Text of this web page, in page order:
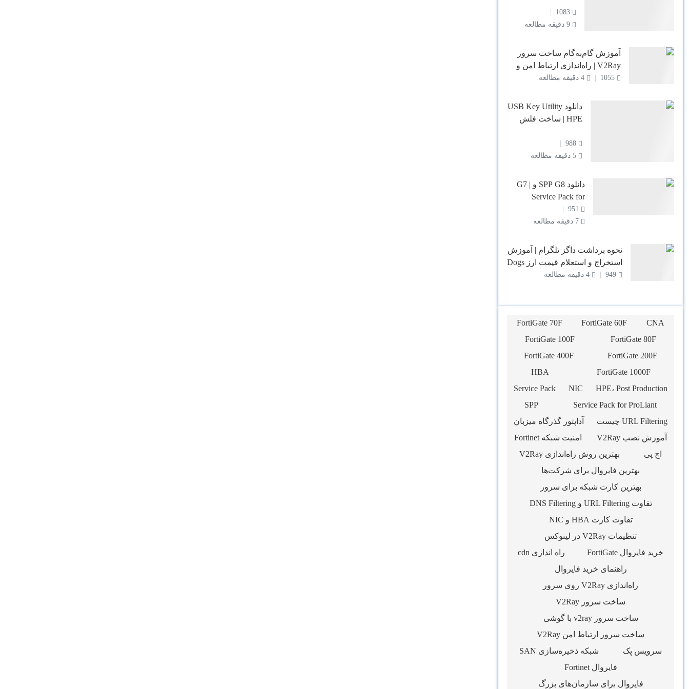
مبتدی تا پیشرفته
1083
9 دقیقه مطالعه
آموزش گام‌به‌گام ساخت سرور
V2Ray | راه‌اندازی ارتباط امن و
پرسرعت
1055 4 دقیقه مطالعه
دانلود USB Key Utility
HPE | ساخت فلش
SPP و Intelligent
Provisioning
988
5 دقیقه مطالعه
دانلود SPP G8 و G7 |
Service Pack for
ProLiant سرور HP
951
7 دقیقه مطالعه
نحوه برداشت داگز تلگرام | آموزش
استخراج و استعلام قیمت ارز Dogs
949 4 دقیقه مطالعه
CNA
FortiGate 60F
FortiGate 70F
FortiGate 80F
FortiGate 100F
FortiGate 200F
FortiGate 400F
FortiGate 1000F
HBA
HPE، Post Production
NIC
Service Pack
Service Pack for ProLiant
SPP
URL Filtering چیست
آداپتور گذرگاه میزبان
آموزش نصب V2Ray
امنیت شبکه Fortinet
اچ پی
بهترین روش راه‌اندازی V2Ray
بهترین فایروال برای شرکت‌ها
بهترین کارت شبکه برای سرور
تفاوت URL Filtering و DNS Filtering
تفاوت کارت HBA و NIC
تنظیمات V2Ray در لینوکس
خرید فایروال FortiGate
راه اندازی cdn
راهنمای خرید فایروال
راه‌اندازی V2Ray روی سرور
ساخت سرور V2Ray
ساخت سرور v2ray با گوشی
ساخت سرور ارتباط امن V2Ray
سرویس پک
شبکه ذخیره‌سازی SAN
فایروال Fortinet
فایروال برای سازمان‌های بزرگ